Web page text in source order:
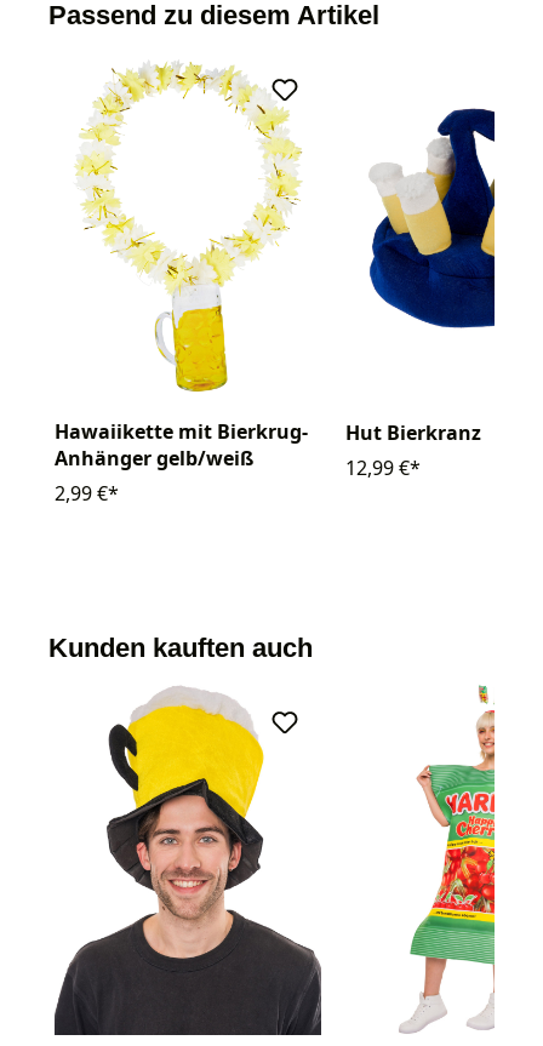
Passend zu diesem Artikel
Hawaiikette mit Bierkrug-
Anhänger gelb/weiß
2,99 €*
Hut Bierkranz
12,99 €*
Kunden kauften auch